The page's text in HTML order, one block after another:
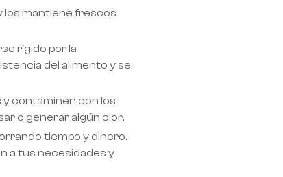
los mantiene frescos
rígido por la
del alimento y se
y contaminen con los
o generar algún olor.
tiempo y dinero.
a tus necesidades y